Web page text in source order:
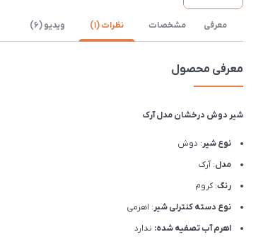
معرفی مشخصات نظرات (1) ویدیو (6)
معرفی محصول
شیر دوش درخشان مدل آرک
نوع شیر: دوش
مدل: آرک
رنگ: کروم
نوع دسته کنترلی شیر: اهرمی
اهرم آب تصفیه شده: ندارد